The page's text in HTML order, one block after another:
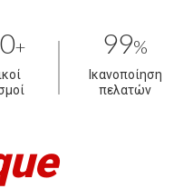
+ 99%
Ικανοποίηση
πελατών